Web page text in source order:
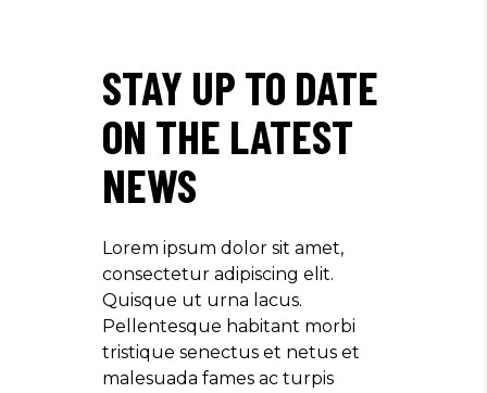
STAY UP TO DATE
ON THE LATEST
NEWS
Lorem ipsum dolor sit amet,
consectetur adipiscing elit.
Quisque ut urna lacus.
Pellentesque habitant morbi
tristique senectus et netus et
malesuada fames ac turpis